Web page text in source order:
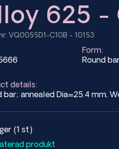
625 -
VQ0055D1-C10B - 10153
Form:
Round
details:
bar; annealed Dia=25.4 mm,
(1 st)
produkt